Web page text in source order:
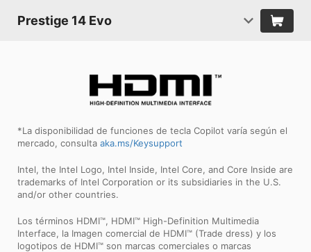
Prestige 14 Evo
*La disponibilidad de funciones de tecla Copilot varía según el
mercado, consulta aka.ms/Keysupport
Intel, the Intel Logo, Intel Inside, Intel Core, and Core Inside are
trademarks of Intel Corporation or its subsidiaries in the U.S.
and/or other countries.
Los términos HDMI™, HDMI™ High-Definition Multimedia
Interface, la Imagen comercial de HDMI™ (Trade dress) y los
logotipos de HDMI™ son marcas comerciales o marcas